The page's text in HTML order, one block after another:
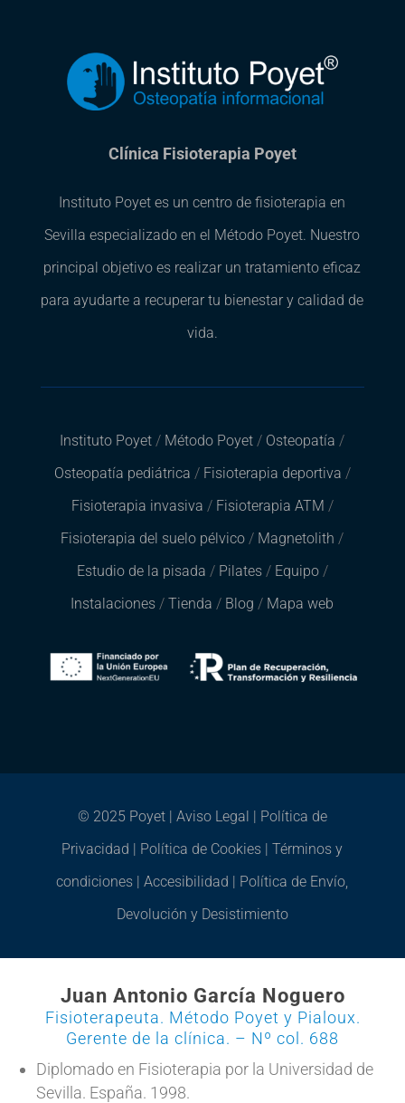
Clínica Fisioterapia Poyet
Instituto Poyet es un centro de fisioterapia en
Sevilla especializado en el Método Poyet. Nuestro
principal objetivo es realizar un tratamiento eficaz
para ayudarte a recuperar tu bienestar y calidad de
vida.
Instituto Poyet / Método Poyet/ Osteopatía /
Osteopatía pediátrica / Fisioterapia deportiva /
Fisioterapia invasiva / Fisioterapia ATM /
Fisioterapia del suelo pélvico / Magnetolith /
Estudio de la pisada / Pilates/ Equipo/
Instalaciones /Tienda / Blog / Mapa web
© 2025 Poyet | Aviso Legal | Política de
Privacidad | Política de Cookies |Términos y
condiciones |Accesibilidad | Política de Envío,
Devolución y Desistimiento
Juan Antonio García Noguero
Fisioterapeuta. Método Poyet y Pialoux.
Gerente de la clínica. – Nº col. 688
Diplomado en Fisioterapia por la Universidad de
Sevilla. España. 1998.